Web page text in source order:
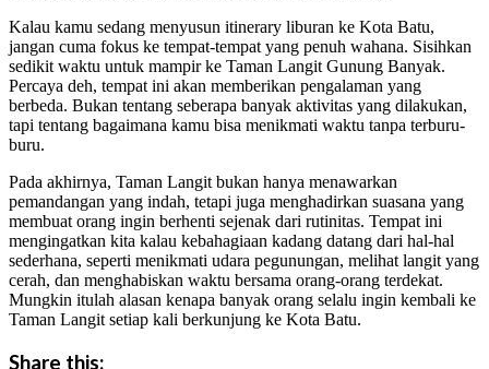
Kalau kamu sedang menyusun itinerary liburan ke Kota Batu,
jangan cuma fokus ke tempat-tempat yang penuh wahana. Sisihkan
sedikit waktu untuk mampir ke Taman Langit Gunung Banyak.
Percaya deh, tempat ini akan memberikan pengalaman yang
berbeda. Bukan tentang seberapa banyak aktivitas yang dilakukan,
tapi tentang bagaimana kamu bisa menikmati waktu tanpa terburu-
buru.
Pada akhirnya, Taman Langit bukan hanya menawarkan
pemandangan yang indah, tetapi juga menghadirkan suasana yang
membuat orang ingin berhenti sejenak dari rutinitas. Tempat ini
mengingatkan kita kalau kebahagiaan kadang datang dari hal-hal
sederhana, seperti menikmati udara pegunungan, melihat langit yang
cerah, dan menghabiskan waktu bersama orang-orang terdekat.
Mungkin itulah alasan kenapa banyak orang selalu ingin kembali ke
Taman Langit setiap kali berkunjung ke Kota Batu.
Share this: